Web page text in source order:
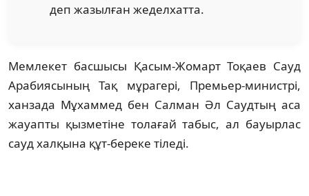
деп жазылған жеделхатта.
Мемлекет басшысы Қасым-Жомарт Тоқаев Сауд
Арабиясының Тақ мұрагері, Премьер-министрі,
ханзада Мұхаммед бен Салман Әл Саудтың аса
жауапты қызметіне толағай табыс, ал бауырлас
сауд халқына құт-береке тіледі.